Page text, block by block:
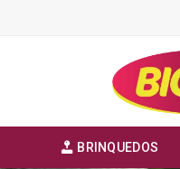
BRINQUEDOS